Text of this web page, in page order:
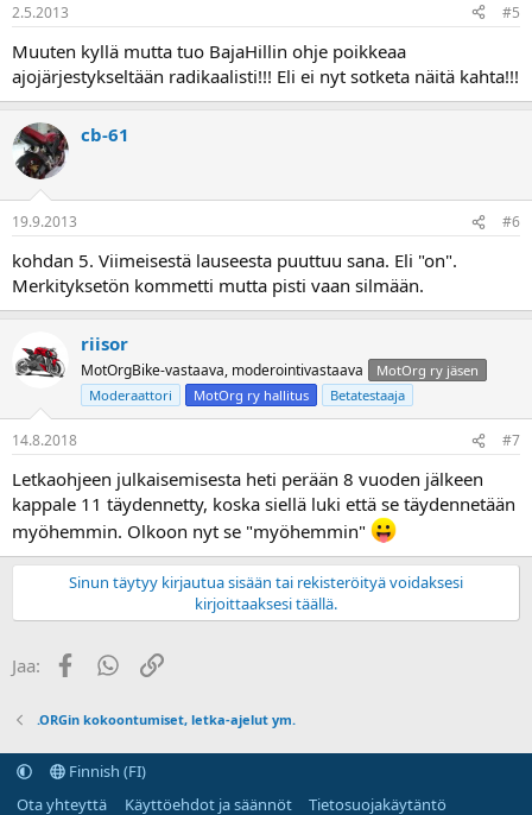
2.5.2013 #5
Muuten kyllä mutta tuo BajaHillin ohje poikkeaa
ajojärjestykseltään radikaalisti!!! Eli ei nyt sotketa näitä kahta!!!
cb-61
19.9.2013 #6
kohdan 5. Viimeisestä lauseesta puuttuu sana. Eli "on".
Merkityksetön kommetti mutta pisti vaan silmään.
riisor
MotOrgBike-vastaava, moderointivastaava
MotOrg ry jäsen
Moderaattori
MotOrg ry hallitus Betatestaaja
14.8.2018 #7
Letkaohjeen julkaisemisesta heti perään 8 vuoden jälkeen
kappale 11 täydennetty, koska siellä luki että se täydennetään
myöhemmin. Olkoon nyt se "myöhemmin"
Sinun täytyy kirjautua sisään tai rekisteröityä voidaksesi
kirjoittaaksesi täällä.
Jaa: FacebookWhatsApp
Linkki
.ORGin kokoontumiset, letka-ajelut ym.
Finnish (FI)
Ota yhteyttä
Käyttöehdot ja säännöt Tietosuojakäytäntö